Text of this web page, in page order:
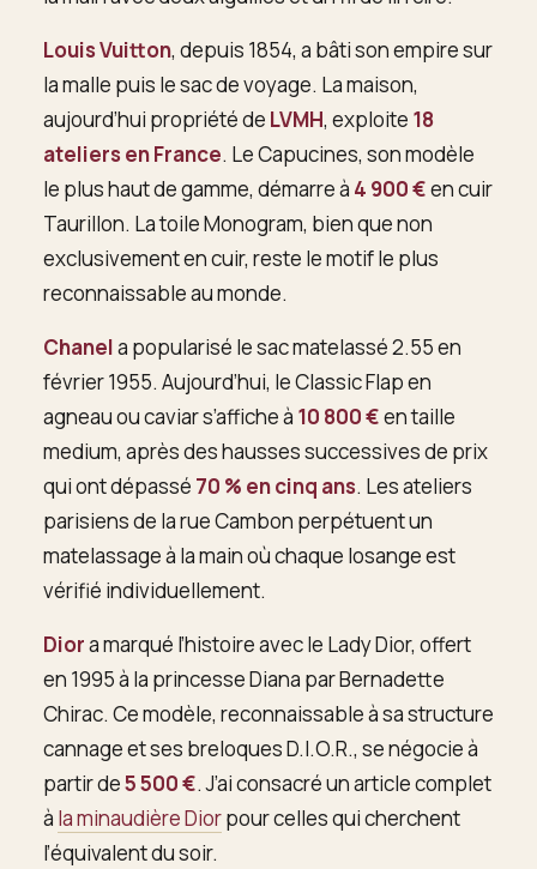
Louis Vuitton, depuis 1854, a bâti son empire sur
la malle puis le sac de voyage. La maison,
aujourd’hui propriété de LVMH, exploite 18
ateliers en France. Le Capucines, son modèle
le plus haut de gamme, démarre à 4 900 €en cuir
Taurillon. La toile Monogram, bien que non
exclusivement en cuir, reste le motif le plus
reconnaissable au monde.
Chanela popularisé le sac matelassé 2.55 en
février 1955. Aujourd’hui, le Classic Flap en
agneau ou caviar s’affiche à 10 800 €en taille
medium, après des hausses successives de prix
qui ont dépassé 70 % en cinq ans. Les ateliers
parisiens de la rue Cambon perpétuent un
matelassage à la main où chaque losange est
vérifié individuellement.
Diora marqué l’histoire avec le Lady Dior, offert
en 1995 à la princesse Diana par Bernadette
Chirac. Ce modèle, reconnaissable à sa structure
cannage et ses breloques D.I.O.R., se négocie à
partir de5 500 €. J’ai consacré un article complet
à la minaudière Diorpour celles qui cherchent
l’équivalent du soir.